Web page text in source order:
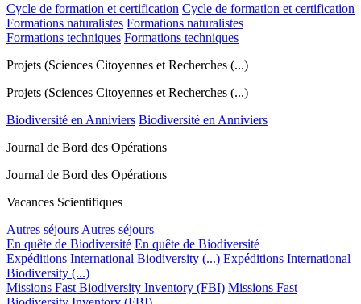
Cycle de formation et certification Cycle de formation et certification
Formations naturalistes Formations naturalistes
Formations techniques Formations techniques
Projets (Sciences Citoyennes et Recherches (...)
Projets (Sciences Citoyennes et Recherches (...)
Biodiversité en Anniviers Biodiversité en Anniviers
Journal de Bord des Opérations
Journal de Bord des Opérations
Vacances Scientifiques
Autres séjours Autres séjours
En quête de Biodiversité En quête de Biodiversité
Expéditions International Biodiversity (...) Expéditions International
Biodiversity (...)
Missions Fast Biodiversity Inventory (FBI) Missions Fast